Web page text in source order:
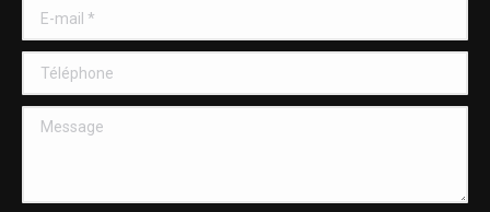
E-mail *
Téléphone
Message